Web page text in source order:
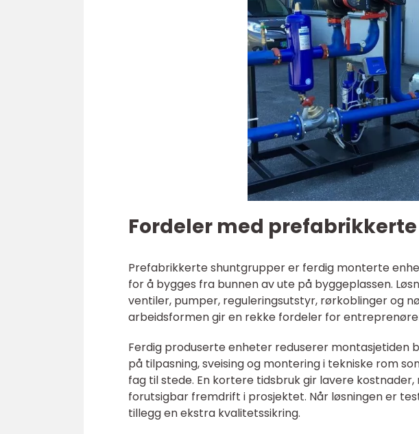
Fordeler med
Prefabrikkerte shuntgrupper er ferdig monterte
for å bygges fra bunnen av ute på byggeplassen.
ventiler, pumper, reguleringsutstyr, rørkoblinger og
arbeidsformen gir en rekke fordeler for
Ferdig produserte enheter reduserer montasjetiden
på tilpasning, sveising og montering i tekniske rom
fag til stede. En kortere tidsbruk gir lavere
forutsigbar fremdrift i prosjektet. Når løsningen er
tillegg en ekstra kvalitetssikring.